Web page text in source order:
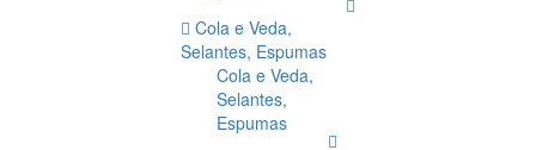
Cola e Veda,
Selantes, Espumas
Cola e Veda,
Selantes,
Espumas